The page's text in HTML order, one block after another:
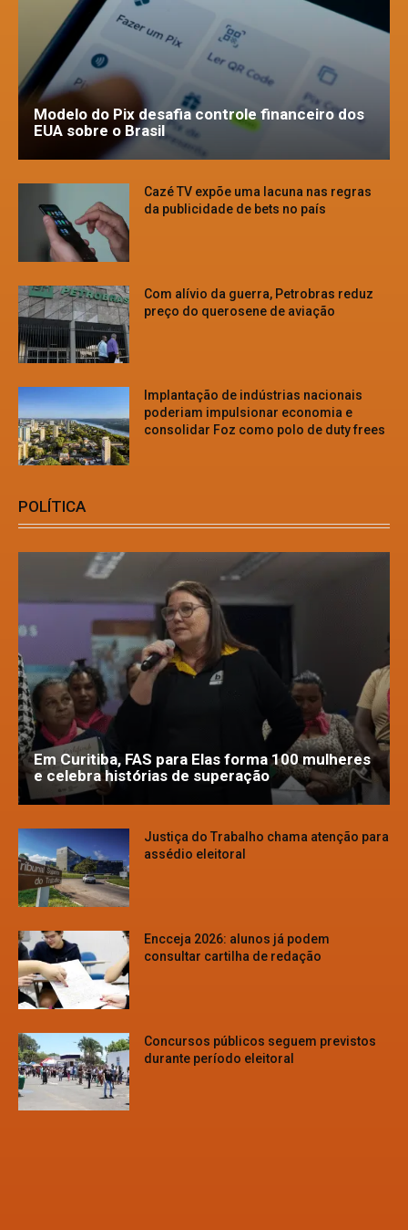
Modelo do Pix desafia controle financeiro dos
EUA sobre o Brasil
Cazé TV expõe uma lacuna nas regras
da publicidade de bets no país
Com alívio da guerra, Petrobras reduz
preço do querosene de aviação
Implantação de indústrias nacionais
poderiam impulsionar economia e
consolidar Foz como polo de duty frees
POLÍTICA
Em Curitiba, FAS para Elas forma 100 mulheres
e celebra histórias de superação
Justiça do Trabalho chama atenção para
assédio eleitoral
Encceja 2026: alunos já podem
consultar cartilha de redação
Concursos públicos seguem previstos
durante período eleitoral